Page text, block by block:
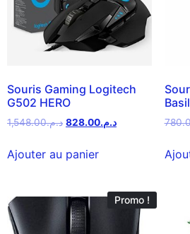
Souris Gaming Logitech
G502 HERO
د.م.1,548.00 د.م.828.00
Ajouter au panier
Promo !